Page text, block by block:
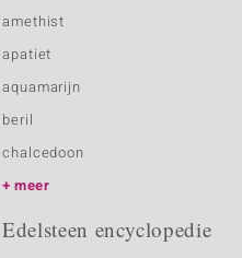
amethist
apatiet
aquamarijn
beril
chalcedoon
meer
Edelsteen encyclopedie